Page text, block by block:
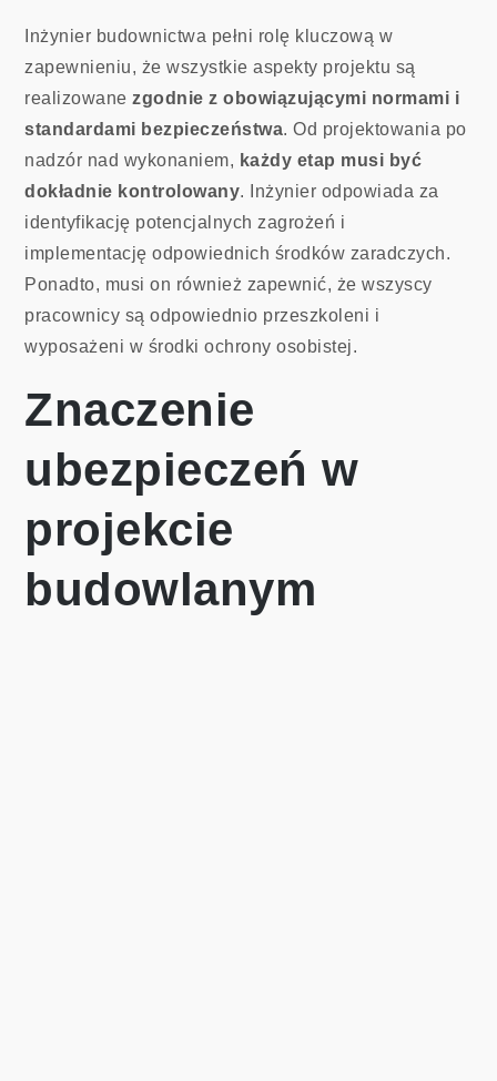
Inżynier budownictwa pełni rolę kluczową w
zapewnieniu, że wszystkie aspekty projektu są
realizowanezgodnie z obowiązującymi normami i
standardami bezpieczeństwa. Od projektowania po
nadzór nad wykonaniem, każdy etap musi być
dokładnie kontrolowany. Inżynier odpowiada za
identyfikację potencjalnych zagrożeń i
implementację odpowiednich środków zaradczych.
Ponadto, musi on również zapewnić, że wszyscy
pracownicy są odpowiednio przeszkoleni i
wyposażeni w środki ochrony osobistej.
Znaczenie
ubezpieczeń w
projekcie
budowlanym